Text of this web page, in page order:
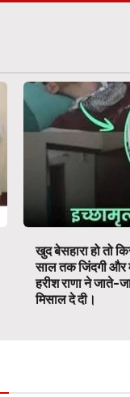
खुद बेसहारा हो तो
साल तक जिंदगी और
हरीश राणा ने जाते-
मिसाल दे दी।